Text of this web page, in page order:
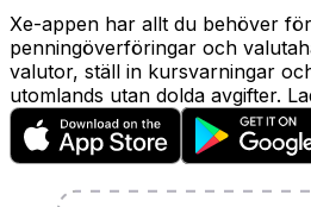
Xe-appen har allt du behöver
penningöverföringar och
valutor, ställ in kursvarningar
utomlands utan dolda avgifter.